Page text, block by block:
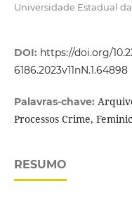
Universidade Estadual
DOI: https://doi.org/
6186.2023v11nN.1.64898
Palavras-chave:
Processos Crime,
RESUMO